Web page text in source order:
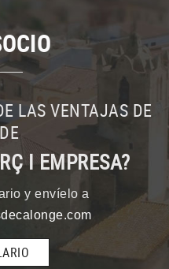
LAS VENTAJAS DE
I EMPRESA?
y envíelo a